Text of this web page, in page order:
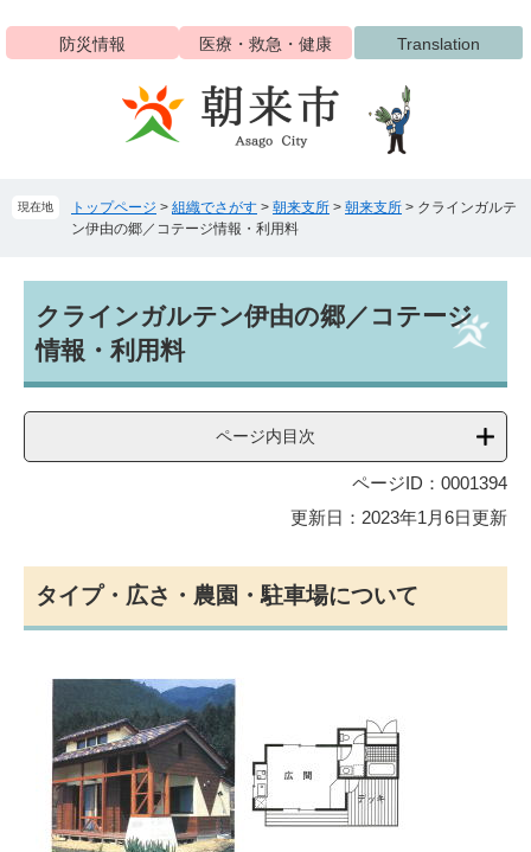
ジ
ュ
防災情報 医療・救急・健康 Translation
現在地 トップページ > 組織でさがす > 朝来支所 > 朝来支所 > クラインガルテ
ン伊由の郷／コテージ情報・利用料
文クラインガルテン伊由の郷／コテージ
情報・利用料
ページ内目次
ページID：0001394
更新日：2023年1月6日更新
タイプ・広さ・農園・駐車場について